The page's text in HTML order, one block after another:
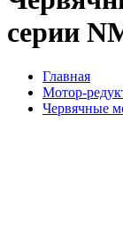
серии
Главная
Мотор-
Червячные